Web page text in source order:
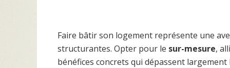
Faire bâtir son logement représente une
structurantes. Opter pour le sur-mesure,
bénéfices concrets qui dépassent